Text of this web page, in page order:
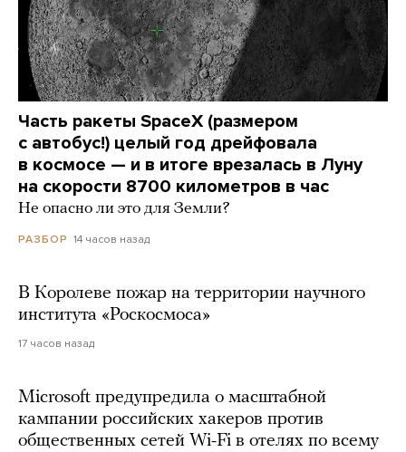
Часть ракеты SpaceX (размером
с автобус!) целый год дрейфовала
в космосе — и в итоге врезалась в Луну
на скорости 8700 километров в час
Не опасно ли это для Земли?
РАЗБОР 14 часов назад
В Королеве пожар на территории научного
института «Роскосмоса»
17 часов назад
Microsoft предупредила о масштабной
кампании российских хакеров против
общественных сетей Wi-Fi в отелях по всему